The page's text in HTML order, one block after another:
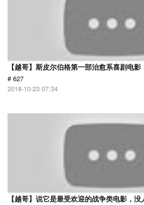
【越哥】斯皮尔伯格第一部治愈系喜剧电影
# 627
2018-10-23 07:34
【越哥】说它是最受欢迎的战争类电影，没